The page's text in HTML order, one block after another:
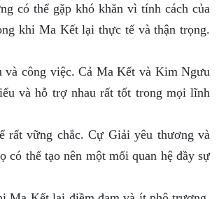
có thể gặp khó khăn vì tính cách của
khi Ma Kết lại thực tế và thận trọng.
công việc. Cả Ma Kết và Kim Ngưu
và hỗ trợ nhau rất tốt trong mọi lĩnh
vững chắc. Cự Giải yêu thương và
thể tạo nên một mối quan hệ đầy sự